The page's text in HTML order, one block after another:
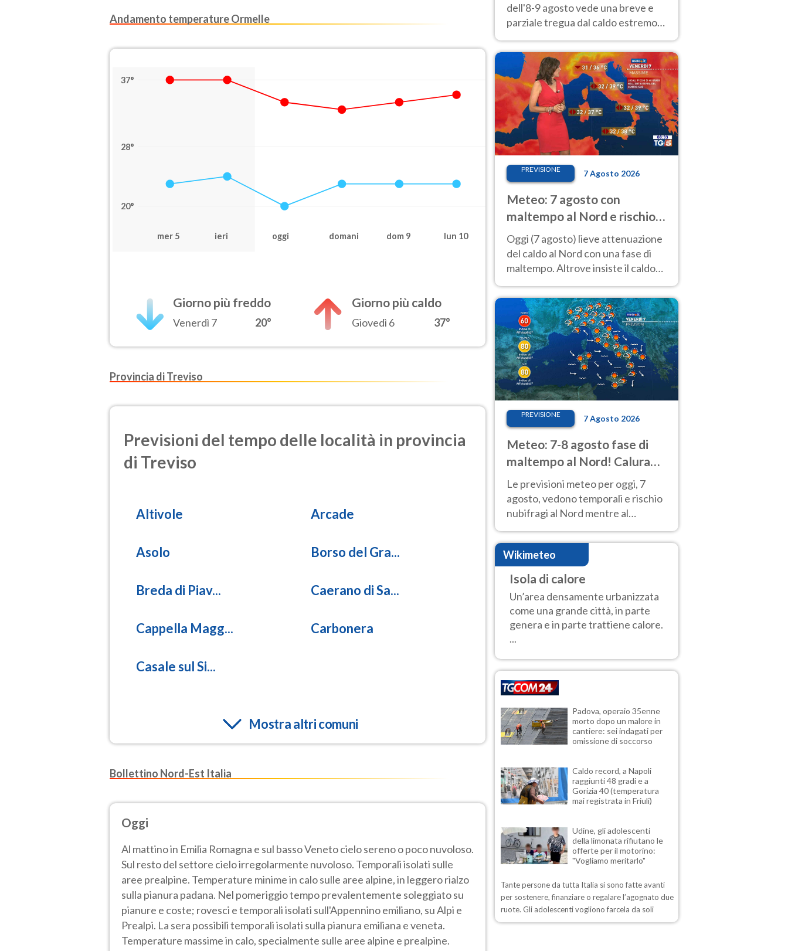
Andamento temperature Ormelle
37°
28°
20°
mer 5 ieri oggi domani dom 9 lun 10
Giorno più freddo
Venerdì 7 20°
Giorno più caldo
Giovedì 6 37°
Provincia di Treviso
Previsioni del tempo delle località in provincia
di Treviso
Altivole Arcade
Asolo Borso del Gra...
Breda di Piav... Caerano di Sa...
Cappella Magg... Carbonera
Casale sul Si...
Mostra altri comuni
Bollettino Nord-Est Italia
Oggi
Al mattino in Emilia Romagna e sul basso Veneto cielo sereno o poco nuvoloso.
Sul resto del settore cielo irregolarmente nuvoloso. Temporali isolati sulle
aree prealpine. Temperature minime in calo sulle aree alpine, in leggero rialzo
sulla pianura padana. Nel pomeriggio tempo prevalentemente soleggiato su
pianure e coste; rovesci e temporali isolati sull'Appennino emiliano, su Alpi e
Prealpi. La sera possibili temporali isolati sulla pianura emiliana e veneta.
Temperature massime in calo, specialmente sulle aree alpine e prealpine.
dell'8-9 agosto vede una breve e
parziale tregua dal caldo estremo
40 gradi.
PREVISIONE 7 Agosto 2026
Meteo: 7 agosto con
maltempo al Nord e rischio
nubifragi. Altrove caldo
estremo
Oggi (7 agosto) lieve attenuazione
del caldo al Nord con una fase di
maltempo. Altrove insiste il caldo
previsioni
PREVISIONE 7 Agosto 2026
Meteo: 7-8 agosto fase di
maltempo al Nord! Calura
fino a Ferragosto
Le previsioni meteo per oggi, 7
agosto, vedono temporali e rischio
nubifragi al Nord mentre al
Centro-Sud sole e caldo sempre
molto intenso.
Wikimeteo
Isola di calore
Un’area densamente urbanizzata
come una grande città, in parte
genera e in parte trattiene calore.
...
Padova, operaio 35enne
morto dopo un malore in
cantiere: sei indagati per
omissione di soccorso
Caldo record, a Napoli
raggiunti 48 gradi e a
Gorizia 40 (temperatura
mai registrata in Friuli)
Udine, gli adolescenti
della limonata rifiutano le
offerte per il motorino:
"Vogliamo meritarlo"
Tante persone da tutta Italia si sono fatte avanti
per sostenere, finanziare o regalare l’agognato due
ruote. Gli adolescenti vogliono farcela da soli